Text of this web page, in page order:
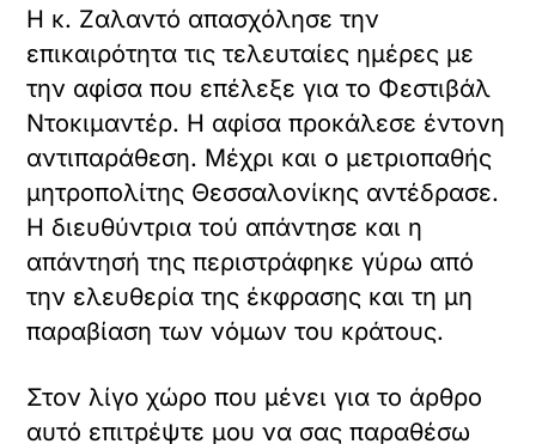
πατριωτικού κινήματος και μαζί με την
κατά καιρούς ευρωπαϊκή τάση
επιστροφής στη φύση παίρνουν τον
χαρακτήρα απελευθερωτικού κινήματος.
Σήμερα περνάμε μια νέα βαθιά
πολιτισμική κρίση η υπέρβαση της οποίας
μπορεί να γίνει μόνο με μια νέα
Αναγέννηση. Αλλά και η νέα αυτή
Αναγέννηση απαιτεί επιστροφή στην
την εμπνεύσει;